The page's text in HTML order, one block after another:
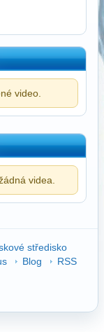
video.
videa.
středisko
Blog
RSS